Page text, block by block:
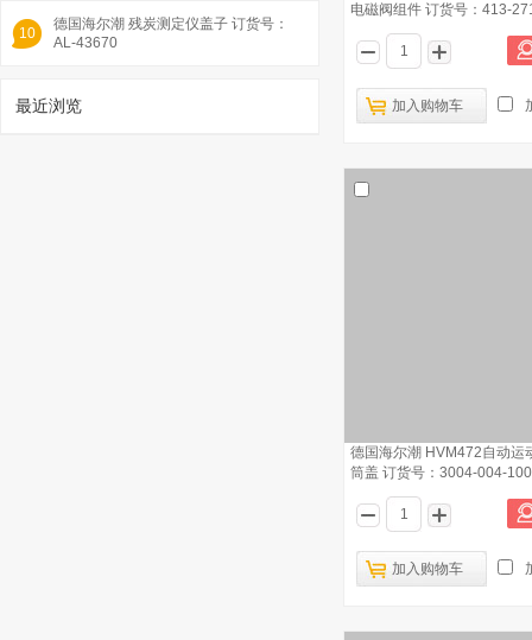
10
德国海尔潮 残炭测定仪盖子 订货号：
AL-43670
最近浏览
电磁阀组件 订货号：413-
加入购物车
德国海尔潮 HVM472自动运
筒盖 订货号：3004-004-
加入购物车